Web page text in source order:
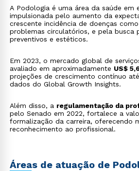
A Podologia é uma área da saúde em
impulsionada pelo aumento da
crescente incidência de doenças
problemas circulatórios, e pela busca
preventivos e estéticos.
Em 2023, o mercado global de
avaliado em aproximadamente US$
projeções de crescimento contínuo
dados do Global Growth Insights.
Além disso, a regulamentação da
pelo Senado em 2022, fortalece a
formalização da carreira, oferecendo
reconhecimento ao profissional.
Áreas de atuação de